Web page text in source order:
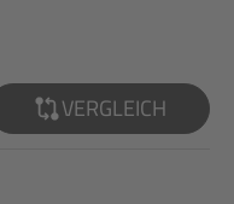
VERGLEICH